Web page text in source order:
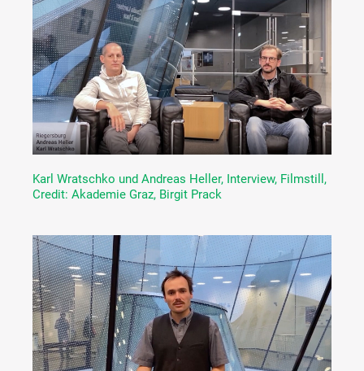
Karl Wratschko und Andreas Heller, Interview, Filmstill,
Credit: Akademie Graz, Birgit Prack